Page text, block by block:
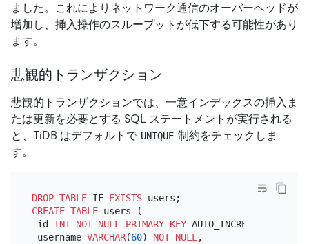
ました。これによりネットワーク通信のオーバーヘッドが
増加し、挿入操作のスループットが低下する可能性があり
ます。
悲観的トランザクション
悲観的トランザクションでは、一意インデックスの挿入ま
たは更新を必要とする SQL ステートメントが実行される
と、TiDB はデフォルトで UNIQUE 制約をチェックしま
す。
DROP TABLE IF EXISTS
CREATE TABLE users (
id INT NOT NULL PRIMARY KEY AUTO_INCREMENT,
username VARCHAR(60) NOT NULL,